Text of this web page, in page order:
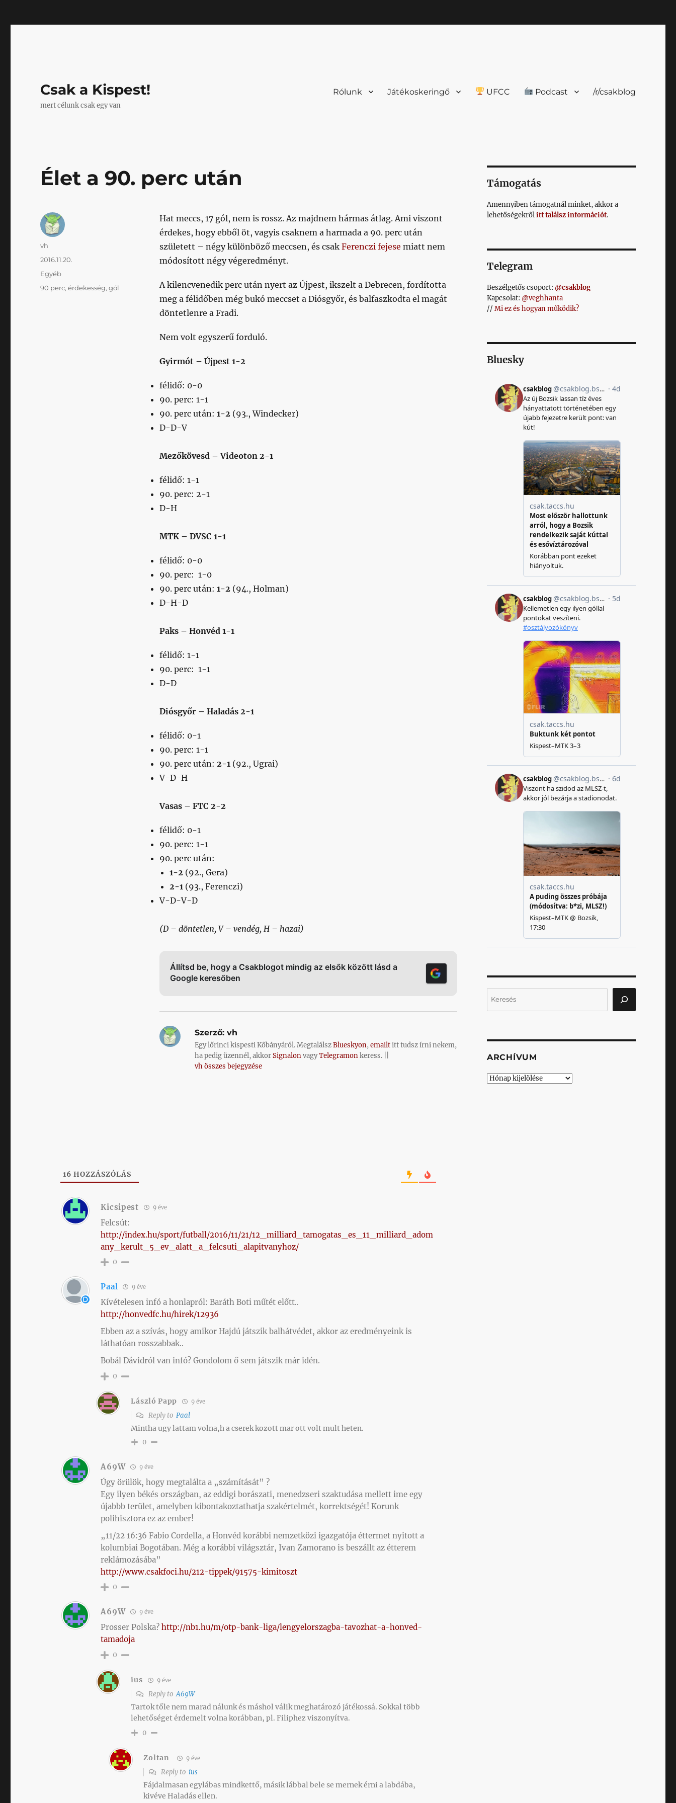
Csak a Kispest!
mert célunk csak egy van
Rólunk Játékoskeringő UFCC Podcast /r/csakblog
Élet a 90. perc után
Hat meccs, 17 gól, nem is rossz. Az majdnem hármas átlag. Ami viszont
érdekes, hogy ebből öt, vagyis csaknem a harmada a 90. perc után
született – négy különböző meccsen, és csak Ferenczi fejese miatt nem
módosított négy végeredményt.
A kilencvenedik perc után nyert az Újpest, ikszelt a Debrecen, fordította
meg a félidőben még bukó meccset a Diósgyőr, és balfaszkodta el magát
döntetlenre a Fradi.
Nem volt egyszerű forduló.
Gyirmót – Újpest 1-2
félidő: 0-0
90. perc: 1-1
90. perc után: 1-2 (93., Windecker)
D-D-V
Mezőkövesd – Videoton 2-1
félidő: 1-1
90. perc: 2-1
D-H
MTK – DVSC 1-1
félidő: 0-0
90. perc: 1-0
90. perc után: 1-2(94., Holman)
D-H-D
Paks – Honvéd 1-1
félidő: 1-1
90. perc: 1-1
D-D
Diósgyőr – Haladás 2-1
félidő: 0-1
90. perc: 1-1
90. perc után: 2-1(92., Ugrai)
V-D-H
Vasas – FTC 2-2
félidő: 0-1
90. perc: 1-1
90. perc után:
1-2(92., Gera)
2-1(93., Ferenczi)
V-D-V-D
(D – döntetlen, V – vendég, H – hazai)
Állítsd be, hogy a Csakblogot mindig az elsők között lásd a
Google keresőben
Szerző:vh
Egy lőrinci kispesti Kőbányáról. MegtalálszBlueskyon,emailtitt tudsz írni nekem,
ha pedig üzennél, akkorSignalonvagyTelegramonkeress. ||
vh összes bejegyzése
Szerző
vh
Közzétéve
2016.11.20.
Kategória
Egyéb
Címke
90 perc,érdekesség,gól
16 HOZZÁSZÓLÁS
Kicsipest 9 éve
Felcsút:
http://index.hu/sport/futball/2016/11/21/12_milliard_tamogatas_es_11_milliard_adom
any_kerult_5_ev_alatt_a_felcsuti_alapitvanyhoz/
0
Paal 9 éve
Kívételesen infó a honlapról: Baráth Boti műtét előtt..
http://honvedfc.hu/hirek/12936
Ebben az a szívás, hogy amikor Hajdú játszik balhátvédet, akkor az eredményeink is
láthatóan rosszabbak..
Bobál Dávidról van infó? Gondolom ő sem játszik már idén.
0
László Papp 9 éve
Reply toPaal
Mintha ugy lattam volna,h a cserek kozott mar ott volt mult heten.
0
A69W 9 éve
Úgy örülök, hogy megtalálta a „számítását” ?
Egy ilyen békés országban, az eddigi borászati, menedzseri szaktudása mellett ime egy
újabbb terület, amelyben kibontakoztathatja szakértelmét, korrektségét! Korunk
polihisztora ez az ember!
„11/22 16:36 Fabio Cordella, a Honvéd korábbi nemzetközi igazgatója éttermet nyitott a
kolumbiai Bogotában. Még a korábbi világsztár, Ivan Zamorano is beszállt az étterem
reklámozásába”
http://www.csakfoci.hu/212-tippek/91575-kimitoszt
0
A69W 9 éve
Prosser Polska?http://nb1.hu/m/otp-bank-liga/lengyelorszagba-tavozhat-a-honved-
tamadoja
0
ius 9 éve
Reply toA69W
Tartok tőle nem marad nálunk és máshol válik meghatározó játékossá. Sokkal több
lehetőséget érdemelt volna korábban, pl. Filiphez viszonyítva.
0
Zoltan 9 éve
Reply to ius
Fájdalmasan egylábas mindkettő, másik lábbal bele se mernek érni a labdába,
kivéve Haladás ellen.
Támogatás
Amennyiben támogatnál minket, akkor a
lehetőségekrőlitt találsz információt.
Telegram
Beszélgetős csoport: @csakblog
Kapcsolat: @veghhanta
// Mi ez és hogyan működik?
Bluesky
ARCHÍVUM
Archívum